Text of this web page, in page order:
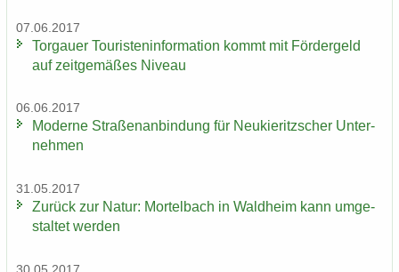
07.06.2017
Tor­gau­er Tou­ris­ten­in­for­ma­ti­on kommt mit För­der­geld
auf zeit­ge­mä­ßes Ni­veau
06.06.2017
Mo­der­ne Stra­ßen­an­bin­dung für Neu­kie­ritz­scher Un­ter­
neh­men
31.05.2017
Zu­rück zur Natur: Mor­tel­bach in Wald­heim kann um­ge­
stal­tet wer­den